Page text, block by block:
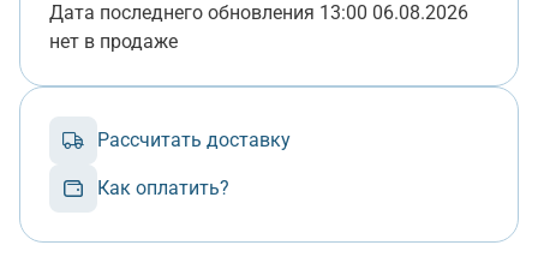
Дата последнего обновления 13:00 06.08.2026
нет в продаже
Рассчитать доставку
Как оплатить?